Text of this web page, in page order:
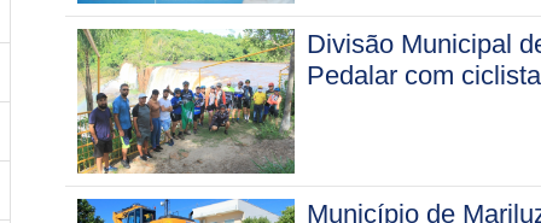
Divisão Municipal
Pedalar com
Município de